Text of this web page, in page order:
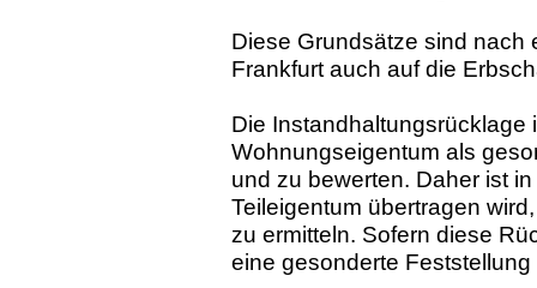
Diese Grundsätze sind nach
Frankfurt auch auf die
Die Instandhaltungsrücklage
Wohnungseigentum als
und zu bewerten. Daher ist
Teileigentum übertragen
zu ermitteln. Sofern diese
eine gesonderte